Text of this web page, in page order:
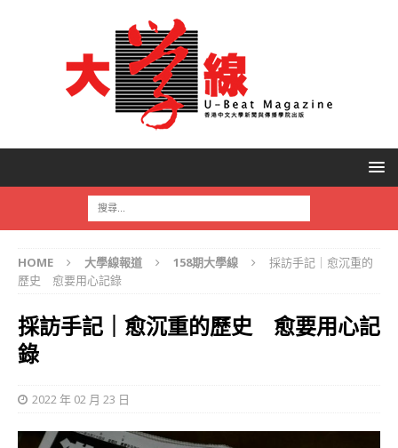
HOME 大學線報道 158期大學線
採訪手記｜愈沉重的
歷史 愈要用心記錄
採訪手記｜愈沉重的歷史 愈要用心記
錄
2022 年 02 月 23 日